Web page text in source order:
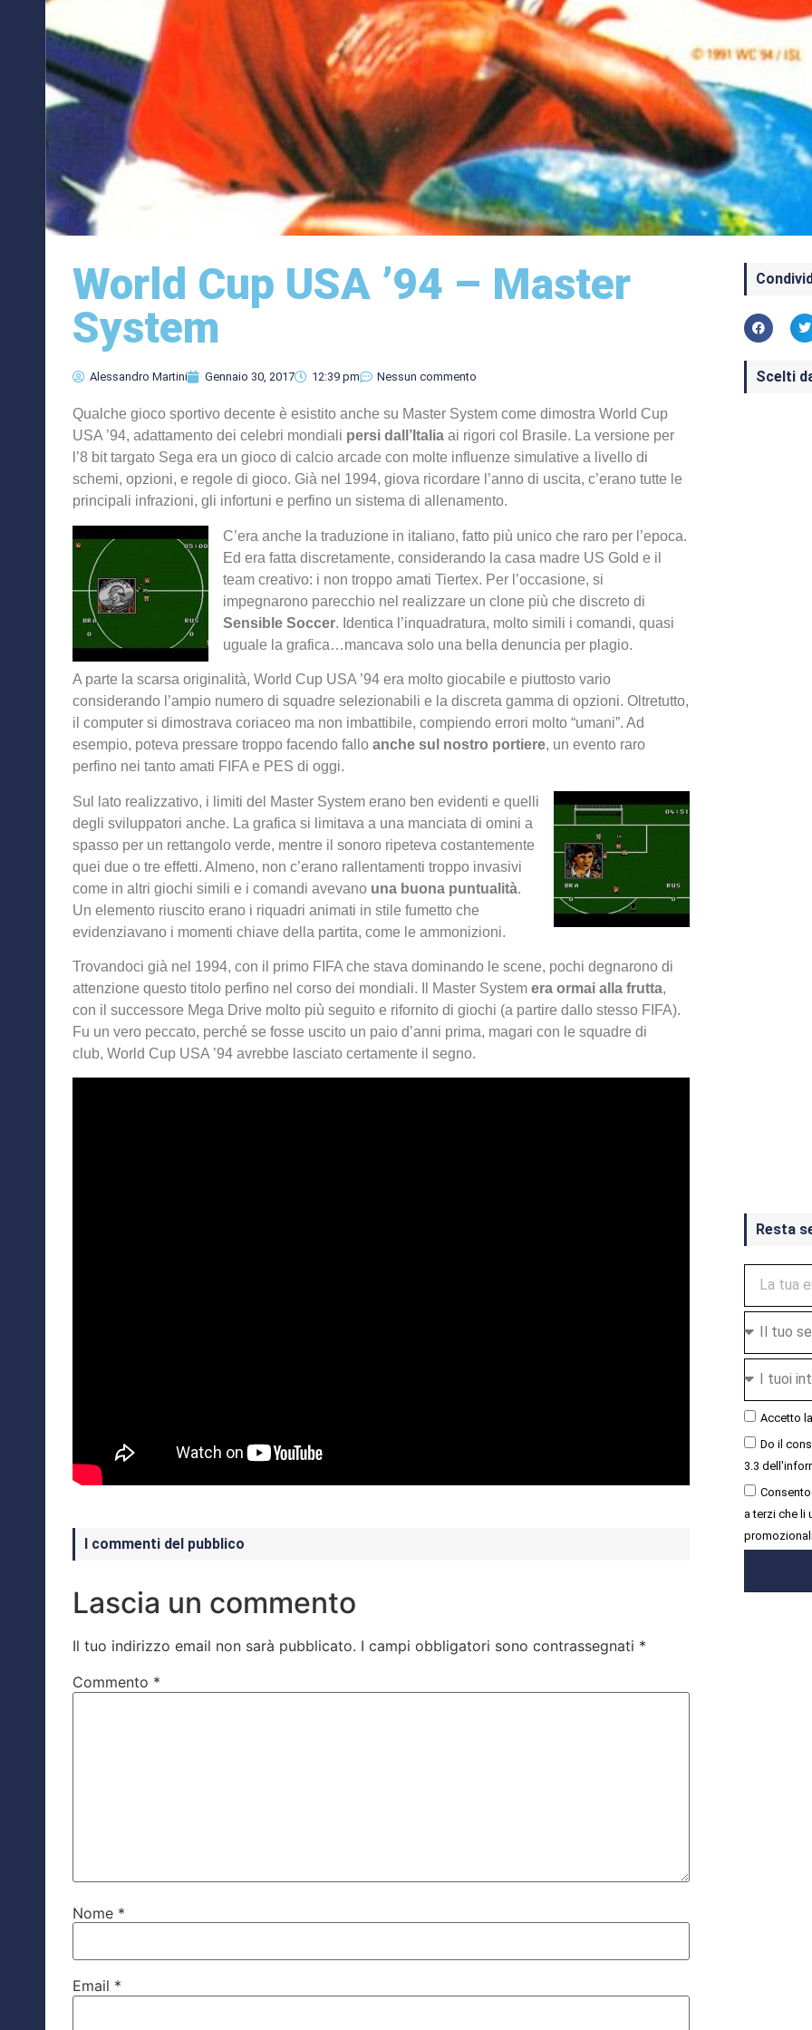
World Cup USA ’94 – Master
System
Alessandro Martini Gennaio 30, 2017 12:39 pm Nessun commento
Qualche gioco sportivo decente è esistito anche su Master System come dimostra World Cup
USA ’94, adattamento dei celebri mondiali persi dall’Italia ai rigori col Brasile. La versione per
l’8 bit targato Sega era un gioco di calcio arcade con molte influenze simulative a livello di
schemi, opzioni, e regole di gioco. Già nel 1994, giova ricordare l’anno di uscita, c’erano tutte le
principali infrazioni, gli infortuni e perfino un sistema di allenamento.
C’era anche la traduzione in italiano, fatto più unico che raro per l’epoca.
Ed era fatta discretamente, considerando la casa madre US Gold e il
team creativo: i non troppo amati Tiertex. Per l’occasione, si
impegnarono parecchio nel realizzare un clone più che discreto di
Sensible Soccer. Identica l’inquadratura, molto simili i comandi, quasi
uguale la grafica…mancava solo una bella denuncia per plagio.
A parte la scarsa originalità, World Cup USA ’94 era molto giocabile e piuttosto vario
considerando l’ampio numero di squadre selezionabili e la discreta gamma di opzioni. Oltretutto,
il computer si dimostrava coriaceo ma non imbattibile, compiendo errori molto “umani”. Ad
esempio, poteva pressare troppo facendo fallo anche sul nostro portiere, un evento raro
perfino nei tanto amati FIFA e PES di oggi.
Sul lato realizzativo, i limiti del Master System erano ben evidenti e quelli
degli sviluppatori anche. La grafica si limitava a una manciata di omini a
spasso per un rettangolo verde, mentre il sonoro ripeteva costantemente
quei due o tre effetti. Almeno, non c’erano rallentamenti troppo invasivi
come in altri giochi simili e i comandi avevano una buona puntualità.
Un elemento riuscito erano i riquadri animati in stile fumetto che
evidenziavano i momenti chiave della partita, come le ammonizioni.
Trovandoci già nel 1994, con il primo FIFA che stava dominando le scene, pochi degnarono di
attenzione questo titolo perfino nel corso dei mondiali. Il Master System era ormai alla frutta,
con il successore Mega Drive molto più seguito e rifornito di giochi (a partire dallo stesso FIFA).
Fu un vero peccato, perché se fosse uscito un paio d’anni prima, magari con le squadre di
club, World Cup USA ’94 avrebbe lasciato certamente il segno.
I commenti del pubblico
Lascia un commento
Il tuo indirizzo email non sarà pubblicato. I campi obbligatori sono contrassegnati *
Commento *
Nome *
Email *
Scelti
Resta
Accetto la
Do il
3.3
a terzi che li